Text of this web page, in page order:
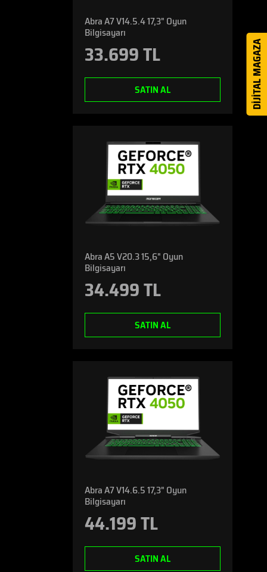
Abra A7 V14.5.4 17,3" Oyun
Bilgisayarı
33.699 TL
SATIN AL
Abra A5 V20.3 15,6" Oyun
Bilgisayarı
34.499 TL
SATIN AL
Abra A7 V14.6.5 17,3" Oyun
Bilgisayarı
44.199 TL
SATIN AL
DİJİTAL MAGAZA